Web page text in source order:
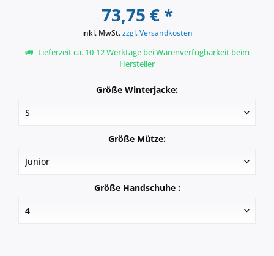
73,75 € *
inkl. MwSt.zzgl. Versandkosten
Lieferzeit ca. 10-12 Werktage bei Warenverfügbarkeit beim
Hersteller
Größe Winterjacke:
Größe Mütze:
Größe Handschuhe :